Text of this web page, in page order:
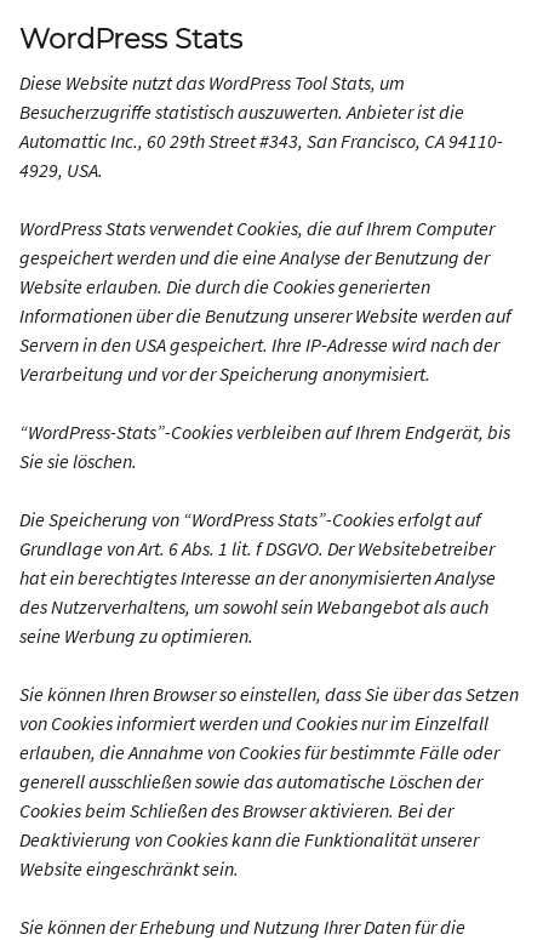
WordPress Stats
Diese Website nutzt das WordPress Tool Stats, um
Besucherzugriffe statistisch auszuwerten. Anbieter ist die
Automattic Inc., 60 29th Street #343, San Francisco, CA 94110-
4929, USA.
WordPress Stats verwendet Cookies, die auf Ihrem Computer
gespeichert werden und die eine Analyse der Benutzung der
Website erlauben. Die durch die Cookies generierten
Informationen über die Benutzung unserer Website werden auf
Servern in den USA gespeichert. Ihre IP-Adresse wird nach der
Verarbeitung und vor der Speicherung anonymisiert.
“WordPress-Stats”-Cookies verbleiben auf Ihrem Endgerät, bis
Sie sie löschen.
Die Speicherung von “WordPress Stats”-Cookies erfolgt auf
Grundlage von Art. 6 Abs. 1 lit. f DSGVO. Der Websitebetreiber
hat ein berechtigtes Interesse an der anonymisierten Analyse
des Nutzerverhaltens, um sowohl sein Webangebot als auch
seine Werbung zu optimieren.
Sie können Ihren Browser so einstellen, dass Sie über das Setzen
von Cookies informiert werden und Cookies nur im Einzelfall
erlauben, die Annahme von Cookies für bestimmte Fälle oder
generell ausschließen sowie das automatische Löschen der
Cookies beim Schließen des Browser aktivieren. Bei der
Deaktivierung von Cookies kann die Funktionalität unserer
Website eingeschränkt sein.
Sie können der Erhebung und Nutzung Ihrer Daten für die